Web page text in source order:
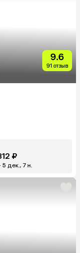
9.6
91 отзыв
₽
дек., 7 н.